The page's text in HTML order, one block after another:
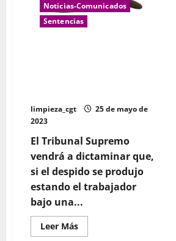
Noticias-Comunicados
Sentencias
limpieza_cgt
25 de mayo de
2023
El Tribunal Supremo
vendrá a dictaminar que,
si el despido se produjo
estando el trabajador
bajo una...
Leer MásLeer
más